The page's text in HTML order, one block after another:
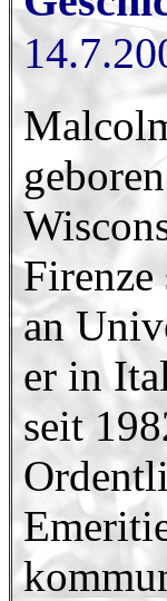
Firenze
an
er in
seit